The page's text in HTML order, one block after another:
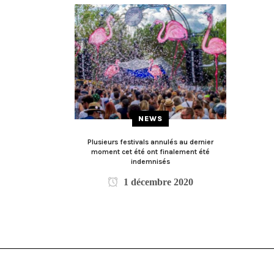
NEWS
Plusieurs festivals annulés au dernier
moment cet été ont finalement été
indemnisés
1 décembre 2020